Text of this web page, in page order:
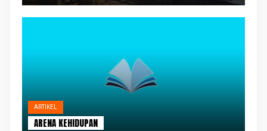
ARTIKEL
ARENA KEHIDUPAN